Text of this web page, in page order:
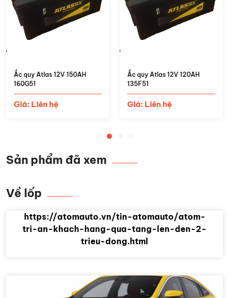
Ắc quy Atlas 12V 150AH
160G51
Giá: Liên hệ
Ắc quy Atlas 12V 120AH
135F51
Giá: Liên hệ
Sản phẩm đã xem
Về lốp
https://atomauto.vn/tin-atomauto/atom-
tri-an-khach-hang-qua-tang-len-den-2-
trieu-dong.html